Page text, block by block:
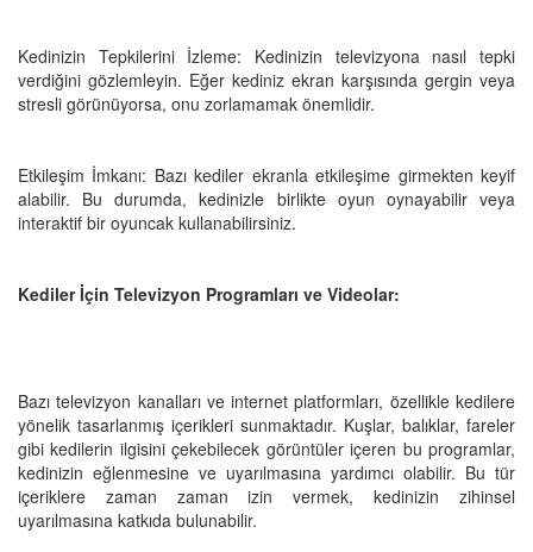
Kedinizin Tepkilerini İzleme: Kedinizin televizyona nasıl tepki
verdiğini gözlemleyin. Eğer kediniz ekran karşısında gergin veya
stresli görünüyorsa, onu zorlamamak önemlidir.
Etkileşim İmkanı: Bazı kediler ekranla etkileşime girmekten keyif
alabilir. Bu durumda, kedinizle birlikte oyun oynayabilir veya
interaktif bir oyuncak kullanabilirsiniz.
Kediler İçin Televizyon Programları ve Videolar:
Bazı televizyon kanalları ve internet platformları, özellikle kedilere
yönelik tasarlanmış içerikleri sunmaktadır. Kuşlar, balıklar, fareler
gibi kedilerin ilgisini çekebilecek görüntüler içeren bu programlar,
kedinizin eğlenmesine ve uyarılmasına yardımcı olabilir. Bu tür
içeriklere zaman zaman izin vermek, kedinizin zihinsel
uyarılmasına katkıda bulunabilir.